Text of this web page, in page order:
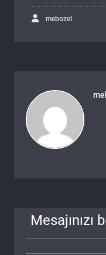
mebozel
Mesajınızı